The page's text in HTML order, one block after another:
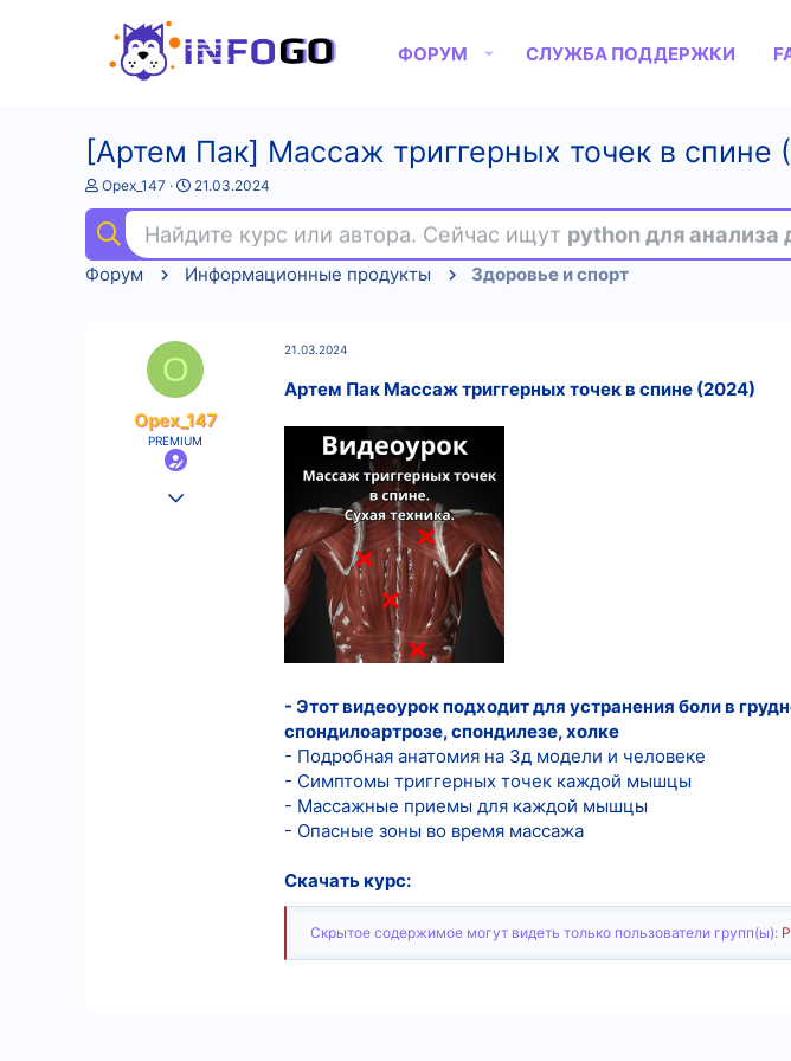
ФОРУМ СЛУЖБА ПОДДЕРЖКИ
[Артем Пак] Массаж триггерных точек в спине
А
т
о
р
т
Opex_147
Д
а
н
а
а
21.03.2024
Найдите курс или автора. Сейчас ищут python для анализа
Форум
Информационные продукты Здоровье и спорт
O
Opex_147
PREMIUM
21.03.2024
Артем Пак Массаж триггерных точек в спине (2024)
- Этот видеоурок подходит для устранения боли в
спондилоартрозе, спондилезе, холке
- Подробная анатомия на 3д модели и человеке
- Симптомы триггерных точек каждой мышцы
- Массажные приемы для каждой мышцы
- Опасные зоны во время массажа
Скачать курс:
Скрытое содержимое могут видеть только пользователи групп(ы):